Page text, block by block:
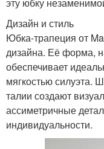
Дизайн и стиль
Юбка-трапеция от
дизайна. Её форма,
обеспечивает
мягкостью силуэта.
талии создают
ассиметричные
индивидуальности.